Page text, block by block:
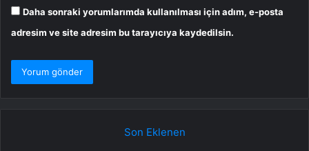
Daha sonraki yorumlarımda kullanılması için adım, e-posta
adresim ve site adresim bu tarayıcıya kaydedilsin.
Son Eklenen